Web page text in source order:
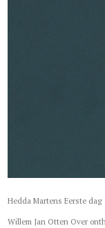
Hedda Martens Eerste dag
Willem Jan Otten Over